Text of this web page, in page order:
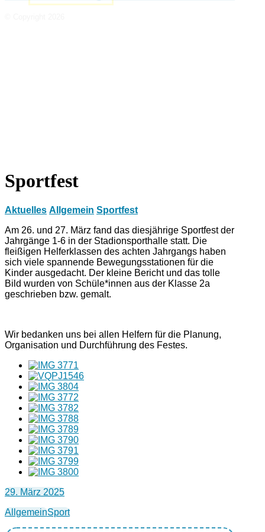
Sportfest
Aktuelles Allgemein Sportfest
Am 26. und 27. März fand das diesjährige Sportfest der
Jahrgänge 1-6 in der Stadionsporthalle statt. Die
fleißigen Helferklassen des achten Jahrgangs haben
sich viele spannende Bewegungsstationen für die
Kinder ausgedacht. Der kleine Bericht und das tolle
Bild wurden von Schüle*innen aus der Klasse 2a
geschrieben bzw. gemalt.
Wir bedanken uns bei allen Helfern für die Planung,
Organisation und Durchführung des Festes.
29. März 2025
AllgemeinSport